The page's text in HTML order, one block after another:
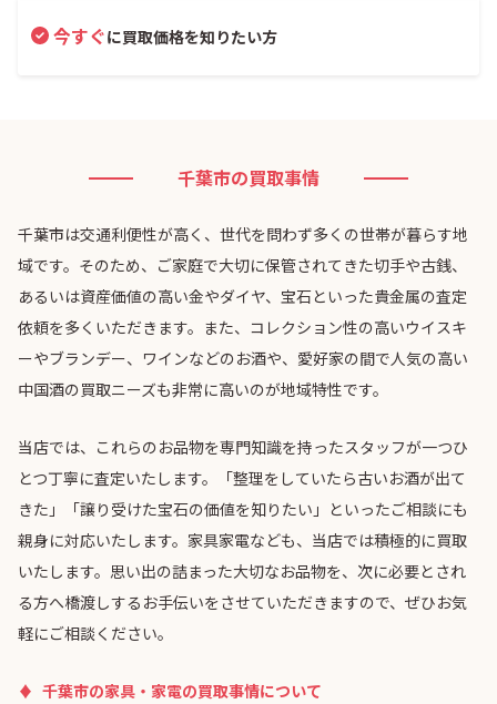
今すぐに買取価格を知りたい方
千葉市の買取事情
千葉市は交通利便性が高く、世代を問わず多くの世帯が暮らす地
域です。そのため、ご家庭で大切に保管されてきた切手や古銭、
あるいは資産価値の高い金やダイヤ、宝石といった貴金属の査定
依頼を多くいただきます。また、コレクション性の高いウイスキ
ーやブランデー、ワインなどのお酒や、愛好家の間で人気の高い
中国酒の買取ニーズも非常に高いのが地域特性です。
当店では、これらのお品物を専門知識を持ったスタッフが一つひ
とつ丁寧に査定いたします。「整理をしていたら古いお酒が出て
きた」「譲り受けた宝石の価値を知りたい」といったご相談にも
親身に対応いたします。家具家電なども、当店では積極的に買取
いたします。思い出の詰まった大切なお品物を、次に必要とされ
る方へ橋渡しするお手伝いをさせていただきますので、ぜひお気
軽にご相談ください。
千葉市の家具・家電の買取事情について